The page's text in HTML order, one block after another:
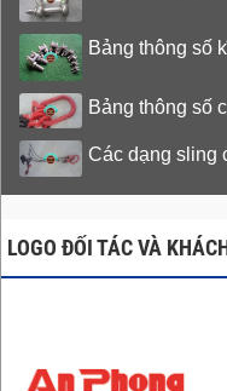
Bảng thông số
Bảng thông số
Các dạng sling
LOGO ĐỐI TÁC VÀ